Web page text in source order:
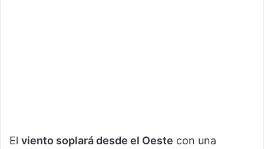
El viento soplará desde el Oeste con una